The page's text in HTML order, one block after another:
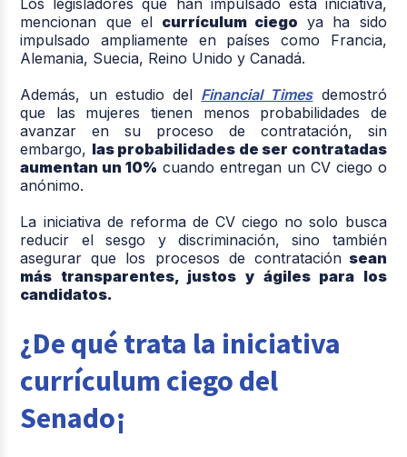
mencionan que el currículum ciego ya ha sido
impulsado ampliamente en países como Francia,
Alemania, Suecia, Reino Unido y Canadá.
Además, un estudio del Financial Timesdemostró
que las mujeres tienen menos probabilidades de
avanzar en su proceso de contratación, sin
embargo, las probabilidades de ser contratadas
aumentan un 10% cuando entregan un CV ciego o
anónimo.
La iniciativa de reforma de CV ciego no solo busca
reducir el sesgo y discriminación, sino también
asegurar que los procesos de contrataciónsean
más transparentes, justos y ágiles para los
candidatos.
¿De qué trata la iniciativa
currículum ciego del
Senado¡